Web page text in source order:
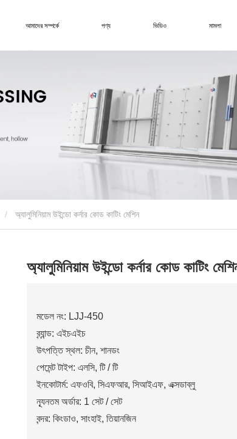
আমাদের সম্পর্কে পণ্য ভিডিও মামলা
অ্যালুমিনিয়াম উইন্ডো কর্নার কোড কাটিং মেশিন
অ্যালুমিনিয়াম উইন্ডো কর্নার কোড কাটিং
মডেল নং: LJJ-450
ব্র্যান্ড: এইচএইচ
উৎপত্তি স্থল: চীন, শানডং
পেমেন্ট টাইপ: এলসি, টি / টি
ইনকোটার্ম: এফওবি, সিএফআর, সিআইএফ, এক্সডাব্লু
ন্যূনতম অর্ডার: 1 সেট / সেট
বন্দর: কিংডাও, সাংহাই, তিয়ানজিন